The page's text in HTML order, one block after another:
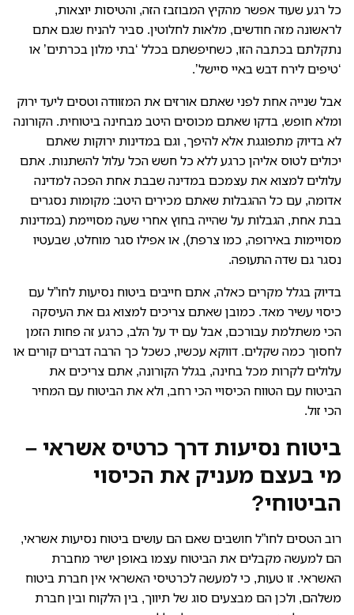
כל רגע שעוד אפשר מהקיץ המבוזבז הזה, והטיסות יוצאות,
לראשונה מזה חודשים, מלאות לחלוטין. סביר להניח שגם אתם
נתקלתם בכתבה הזו, כשחיפשתם בכלל ‘בתי מלון בכרתים’ או
‘טיפים לירח דבש באיי סיישל’.
אבל שנייה אחת לפני שאתם אורזים את המזוודה וטסים ליעד ירוק
ומלא חופש, בדקו שאתם מכוסים היטב מבחינה ביטוחית. הקורונה
לא בדיוק מתפוגגת אלא להיפך, וגם במדינות ירוקות שאתם
יכולים לטוס אליהן כרגע ללא כל חשש הכל עלול להשתנות. אתם
עלולים למצוא את עצמכם במדינה שבבת אחת הפכה למדינה
אדומה, עם כל ההגבלות שאתם מכירים היטב: מקומות נסגרים
בבת אחת, הגבלות על שהייה בחוץ אחרי שעה מסויימת (במדינות
מסויימות באירופה, כמו צרפת), או אפילו סגר מוחלט, שבעטיו
נסגר גם שדה התעופה.
בדיוק בגלל מקרים כאלה, אתם חייבים ביטוח נסיעות לחו”ל עם
כיסוי עשיר מאד. כמובן שאתם צריכים למצוא גם את העיסקה
הכי משתלמת עבורכם, אבל עם יד על הלב, כרגע זה פחות הזמן
לחסוך כמה שקלים. דווקא עכשיו, כשכל כך הרבה דברים קורים או
עלולים לקרות מכל בחינה, בגלל הקורונה, אתם צריכים את
הביטוח עם הטווח הכיסויי הכי רחב, ולא את הביטוח עם המחיר
הכי זול.
ביטוח נסיעות דרך כרטיס אשראי –
מי בעצם מעניק את הכיסוי
הביטוחי?
רוב הטסים לחו”ל חושבים שאם הם עושים ביטוח נסיעות אשראי,
הם למעשה מקבלים את הביטוח עצמו באופן ישיר מחברת
האשראי. זו טעות, כי למעשה לכרטיסי האשראי אין חברת ביטוח
משלהם, ולכן הם מבצעים סוג של תיווך, בין הלקוח ובין חברת